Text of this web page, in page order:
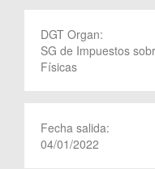
DGT Organ:
SG de Impuestos
Físicas
Fecha salida:
04/01/2022